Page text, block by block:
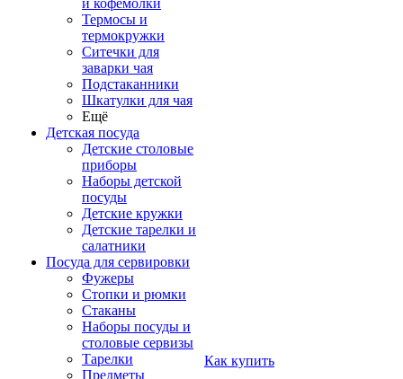
и кофемолки
Термосы и
термокружки
Ситечки для
заварки чая
Подстаканники
Шкатулки для чая
Ещё
Детская посуда
Детские столовые
приборы
Наборы детской
посуды
Детские кружки
Детские тарелки и
салатники
Посуда для сервировки
Фужеры
Стопки и рюмки
Стаканы
Наборы посуды и
столовые сервизы
Тарелки
Предметы
Как купить